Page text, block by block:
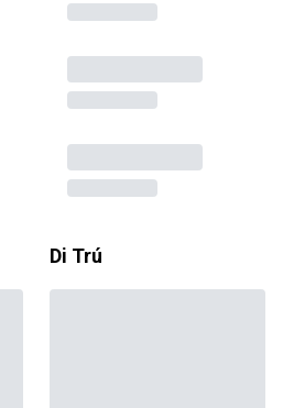
Di Trú